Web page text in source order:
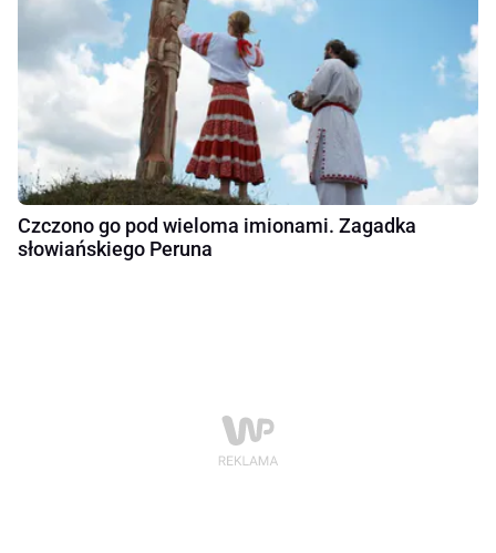
Czczono go pod wieloma imionami. Zagadka
słowiańskiego Peruna